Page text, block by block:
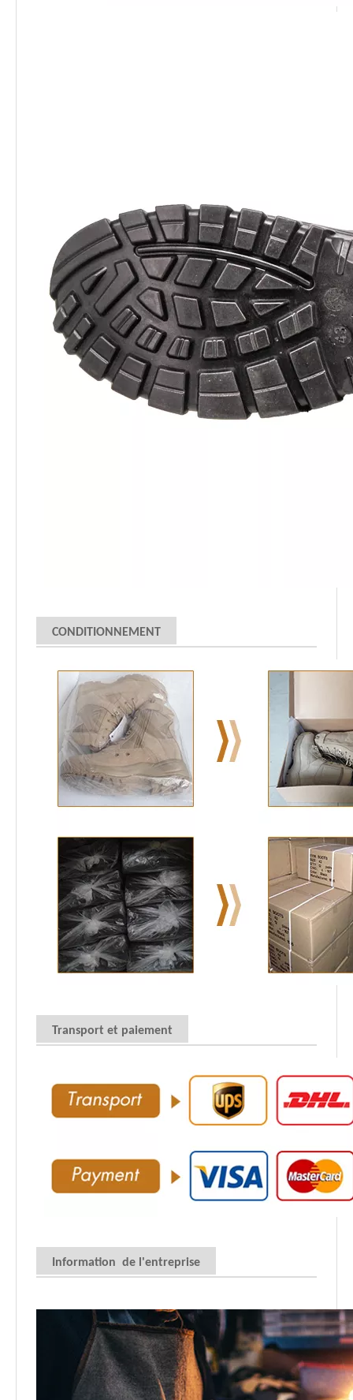
CONDITIONNEMENT
Transport et paiement
Information de l'entreprise